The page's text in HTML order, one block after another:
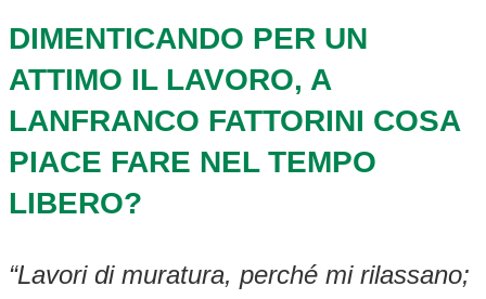
DIMENTICANDO PER UN
ATTIMO IL LAVORO, A
LANFRANCO FATTORINI COSA
PIACE FARE NEL TEMPO
LIBERO?
“Lavori di muratura, perché mi rilassano;